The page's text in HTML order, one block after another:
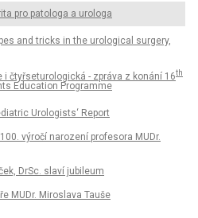
pro patologa a urologa
and tricks in the urological surgery,
i čtyřseturologická - zpráva z konání 16th
Education Programme
Urologists‘ Report
výročí narození profesora MUDr.
DrSc. slaví jubileum
MUDr. Miroslava Tauše